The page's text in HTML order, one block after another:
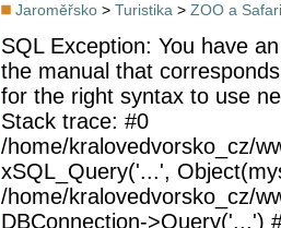
Jaroměřsko > Turistika > ZOO a Safari
SQL Exception: You have
the manual that
for the right syntax to use
Stack trace: #0
/home/kralovedvorsko_cz/
xSQL_Query('...',
/home/kralovedvorsko_cz/
DBConnection->Query('...')